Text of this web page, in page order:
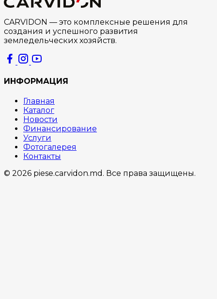
CARVIDON — это комплексные решения для
создания и успешного развития
земледельческих хозяйств.
ИНФОРМАЦИЯ
Главная
Каталог
Новости
Финансирование
Услуги
Фотогалерея
Контакты
© 2026 piese.carvidon.md. Все права защищены.